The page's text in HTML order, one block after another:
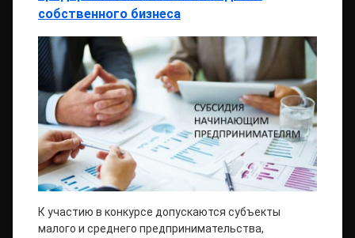
собственного бизнеса
К участию в конкурсе допускаются субъекты
малого и среднего предпринимательства,